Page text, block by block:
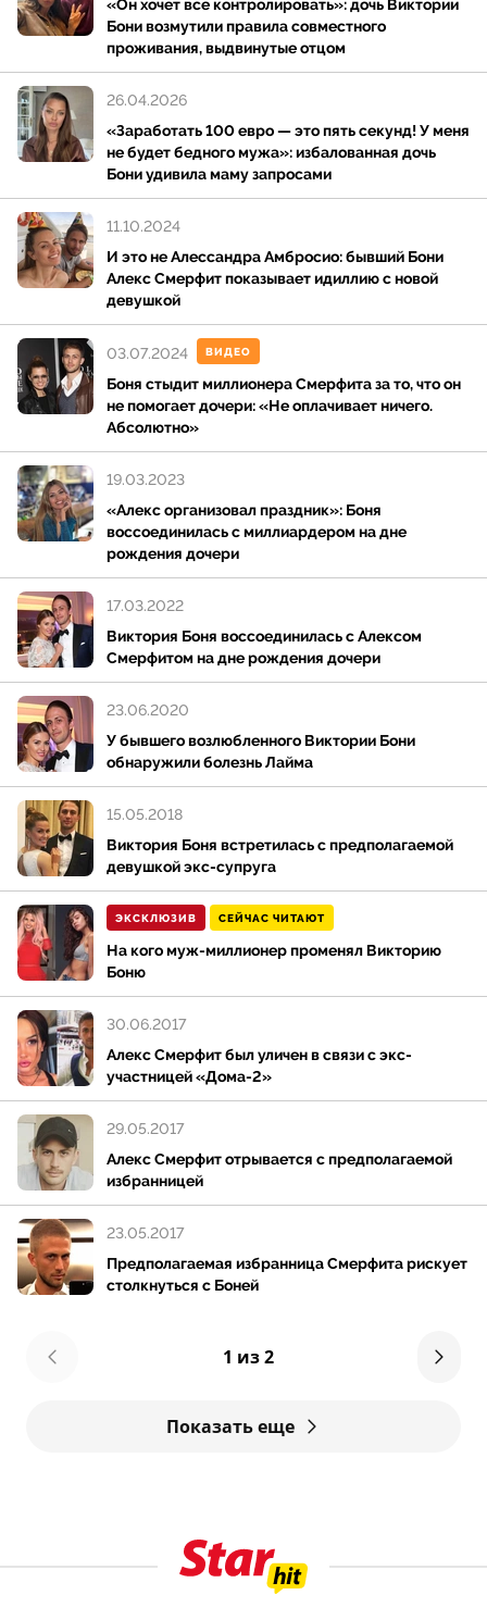
«Он хочет все контролировать»: дочь Виктории
Бони возмутили правила совместного
проживания, выдвинутые отцом
«Заработать 100 евро — это пять секунд! У меня
не будет бедного мужа»: избалованная дочь
Бони удивила маму запросами
26.04.2026
И это не Алессандра Амбросио: бывший Бони
Алекс Смерфит показывает идиллию с новой
девушкой
11.10.2024
ВИДЕО
Боня стыдит миллионера Смерфита за то, что он
не помогает дочери: «Не оплачивает ничего.
Абсолютно»
03.07.2024
«Алекс организовал праздник»: Боня
воссоединилась с миллиардером на дне
рождения дочери
19.03.2023
Виктория Боня воссоединилась с Алексом
Смерфитом на дне рождения дочери
17.03.2022
У бывшего возлюбленного Виктории Бони
обнаружили болезнь Лайма
23.06.2020
Виктория Боня встретилась с предполагаемой
девушкой экс-супруга
15.05.2018
ЭКСКЛЮЗИВ СЕЙЧАС ЧИТАЮТ
На кого муж-миллионер променял Викторию
Боню
Алекс Смерфит был уличен в связи с экс-
участницей «Дома-2»
30.06.2017
Алекс Смерфит отрывается с предполагаемой
избранницей
29.05.2017
Предполагаемая избранница Cмерфита рискует
столкнуться с Боней
23.05.2017
1 из 2
Показать еще